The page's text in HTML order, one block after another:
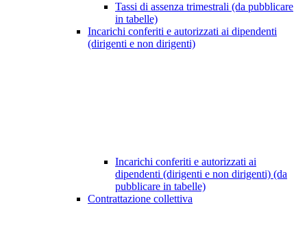
Tassi di assenza trimestrali (da pubblicare
in tabelle)
Incarichi conferiti e autorizzati ai dipendenti
(dirigenti e non dirigenti)
Incarichi conferiti e autorizzati ai
dipendenti (dirigenti e non dirigenti) (da
pubblicare in tabelle)
Contrattazione collettiva